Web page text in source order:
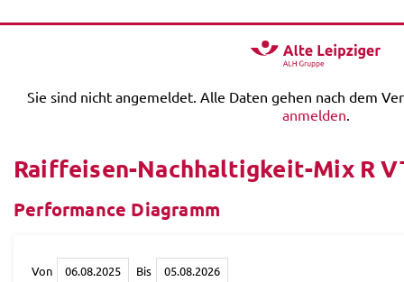
Sie sind nicht angemeldet. Alle Daten gehen nach dem
anmelden.
Raiffeisen-Nachhaltigkeit-Mix R
Performance Diagramm
Von Bis